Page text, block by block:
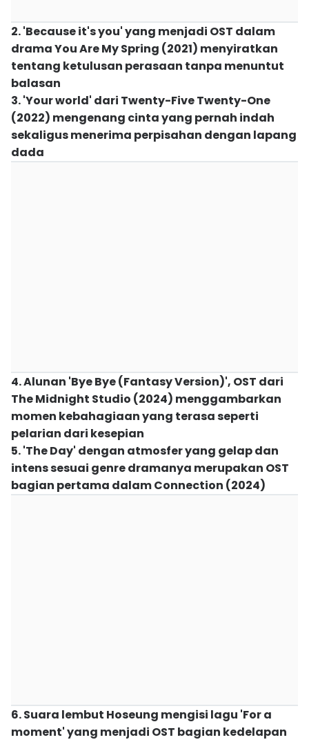
2. 'Because it's you' yang menjadi OST dalam
drama You Are My Spring (2021) menyiratkan
tentang ketulusan perasaan tanpa menuntut
balasan
3. 'Your world' dari Twenty-Five Twenty-One
(2022) mengenang cinta yang pernah indah
sekaligus menerima perpisahan dengan lapang
dada
4. Alunan 'Bye Bye (Fantasy Version)', OST dari
The Midnight Studio (2024) menggambarkan
momen kebahagiaan yang terasa seperti
pelarian dari kesepian
5. 'The Day' dengan atmosfer yang gelap dan
intens sesuai genre dramanya merupakan OST
bagian pertama dalam Connection (2024)
6. Suara lembut Hoseung mengisi lagu 'For a
moment' yang menjadi OST bagian kedelapan